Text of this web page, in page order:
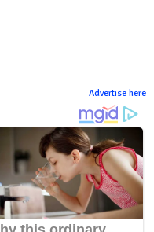
Advertise here